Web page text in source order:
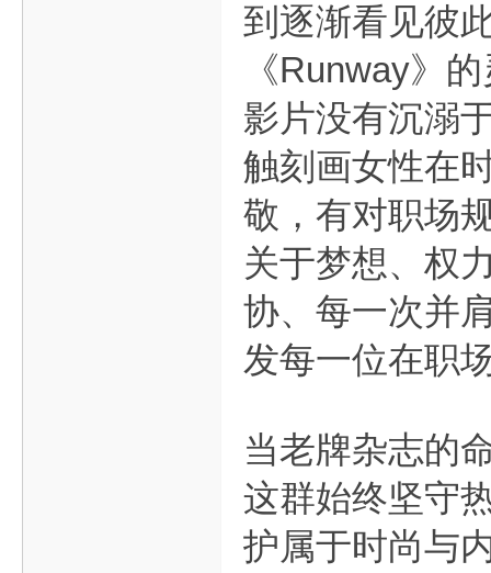
到逐渐看见彼
《Runway》
影片没有沉溺
触刻画女性在
敬，有对职场
关于梦想、权
协、每一次并
发每一位在职
当老牌杂志的
这群始终坚守
护属于时尚与